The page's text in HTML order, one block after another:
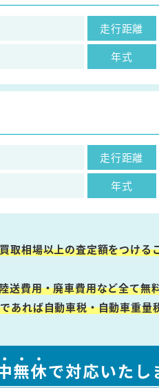
走行距離
年式
走行距離
年式
取相場以上の査定額をつける
送費用・廃車費用など全て無
あれば自動車税・自動車重量